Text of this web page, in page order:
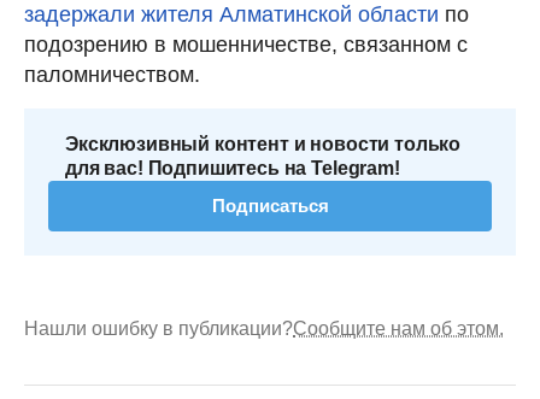
задержали жителя Алматинской области по
подозрению в мошенничестве, связанном с
паломничеством.
Эксклюзивный контент и новости только
для вас! Подпишитесь на Telegram!
Подписаться
Нашли ошибку в публикации?Сообщите нам об этом.